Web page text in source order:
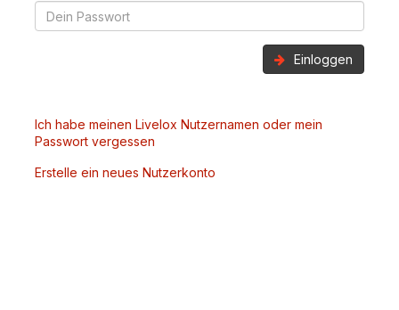
Einloggen
Ich habe meinen Livelox Nutzernamen oder mein
Passwort vergessen
Erstelle ein neues Nutzerkonto